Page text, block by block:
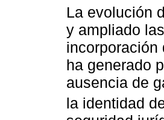
La evolución
y ampliado
incorporación
ha generado
ausencia de
la identidad